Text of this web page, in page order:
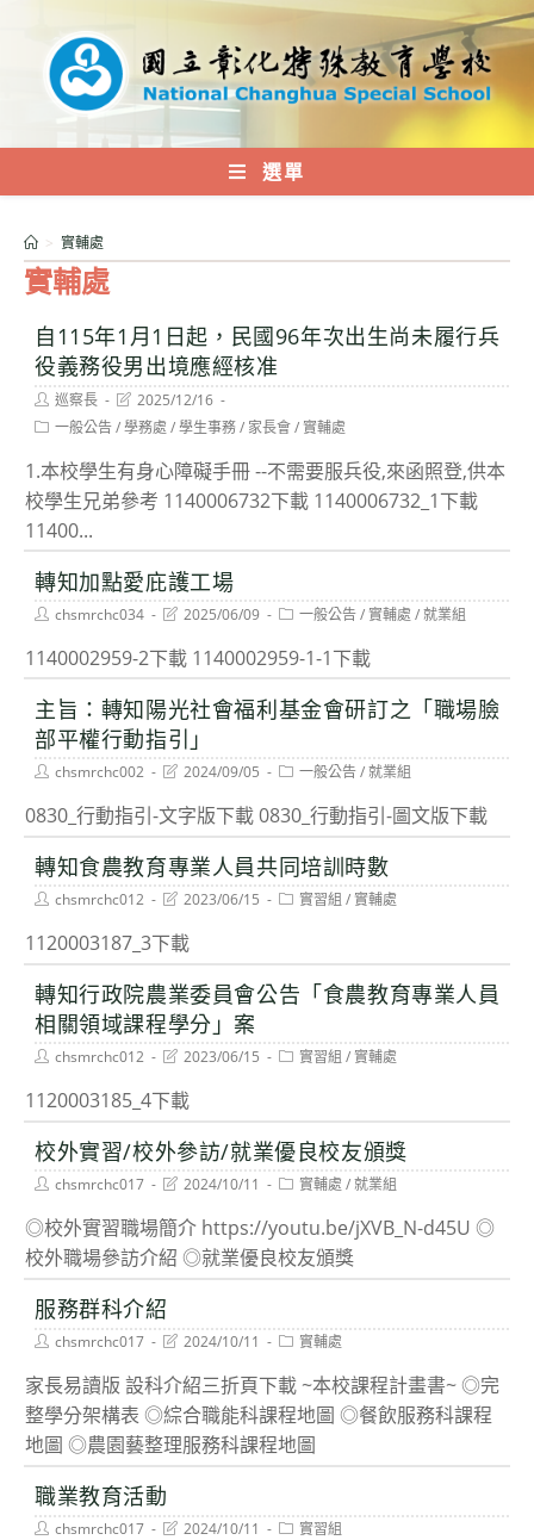
內
選單
實輔處
> 實輔處
自115年1月1日起，民國96年次出生尚未履行兵
役義務役男出境應經核准
Post
author:
巡察長
Post
last
modified:
2025/12/16
Post一般公告/學務處 /學生事務/ 家長會/ 實輔處
1.本校學生有身心障礙手冊 --不需要服兵役,來函照登,供本
校學生兄弟參考 1140006732下載 1140006732_1下載
11400...
轉知加點愛庇護工場
Postchsmrchc034
Post
modified:
2025/06/09
Post一般公告/ 實輔處 /就業組
1140002959-2下載 1140002959-1-1下載
主旨：轉知陽光社會福利基金會研訂之「職場臉
部平權行動指引」
Postchsmrchc002
Post
modified:
2024/09/05
Post一般公告/就業組
0830_行動指引-文字版下載 0830_行動指引-圖文版下載
轉知食農教育專業人員共同培訓時數
Postchsmrchc012
Post
modified:
2023/06/15
Post實習組 / 實輔處
1120003187_3下載
轉知行政院農業委員會公告「食農教育專業人員
相關領域課程學分」案
Postchsmrchc012
Post
modified:
2023/06/15
Post實習組 / 實輔處
1120003185_4下載
校外實習/校外參訪/就業優良校友頒獎
Postchsmrchc017
Post
modified:
2024/10/11
Post實輔處 /就業組
◎校外實習職場簡介 https://youtu.be/jXVB_N-d45U ◎
校外職場參訪介紹 ◎就業優良校友頒獎
服務群科介紹
Postchsmrchc017
Post
modified:
2024/10/11
Post實輔處
家長易讀版 設科介紹三折頁下載 ~本校課程計畫書~ ◎完
整學分架構表 ◎綜合職能科課程地圖 ◎餐飲服務科課程
地圖 ◎農園藝整理服務科課程地圖
職業教育活動
Postchsmrchc017
Post2024/10/11
Post實習組